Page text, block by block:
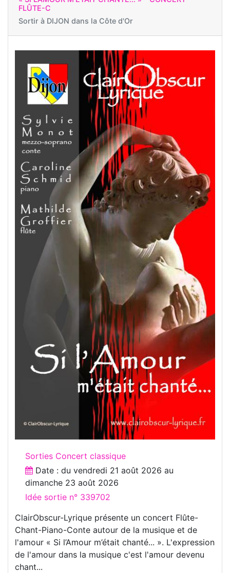
FLÛTE-C
Sortir à DIJON dans la Côte d'Or
Sorties Concert classique
Date : du vendredi 21 août 2026 au
dimanche 23 août 2026
Idée sortie n° 339702
ClairObscur-Lyrique présente un concert Flûte-
Chant-Piano-Conte autour de la musique et de
l'amour « Si l’Amour m’était chanté... ». L'expression
de l'amour dans la musique c'est l'amour devenu
chant...